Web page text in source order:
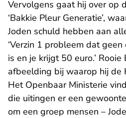
Vervolgens gaat hij over op
‘Bakkie Pleur Generatie’,
Joden schuld hebben aan
‘Verzin 1 probleem dat
is en je krijgt 50 euro.’
afbeelding bij waarop hij de
Het Openbaar Ministerie
die uitingen er een
om een groep mensen –